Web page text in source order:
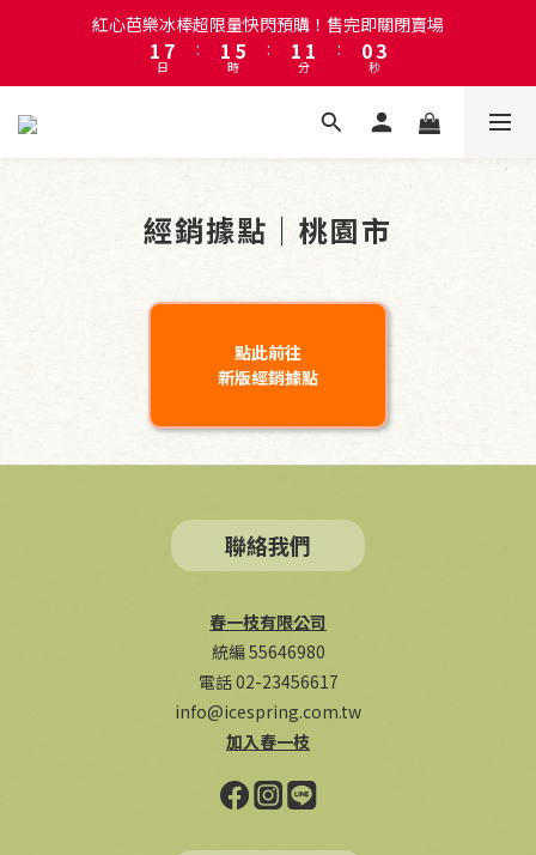
註冊會員即贈送50元購物金！會員首購滿千再折百
紅心芭樂冰棒超限量快閃預購！售完即關閉賣場
2
1
0
8
7
6
3
0
日
:
2
1
0
6
5
4
1
時
:
2
1
0
2
1
0
分
:
1
0
3
2
1
0
秒
註冊會員即贈送50元購物金！會員首購滿千再折百
經銷據點｜桃園市
點此前往
新版經銷據點
聯絡我們
春一枝有限公司
統編 55646980
電話 02-23456617
info@icespring.com.tw
加入春一枝